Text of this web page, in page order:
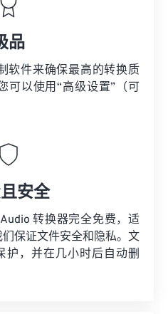
品
软件来确保最高的转换质
可以使用“高级设置”（可
安全
转换器完全免费，适
保证文件安全和隐私。文
护，并在几小时后自动删